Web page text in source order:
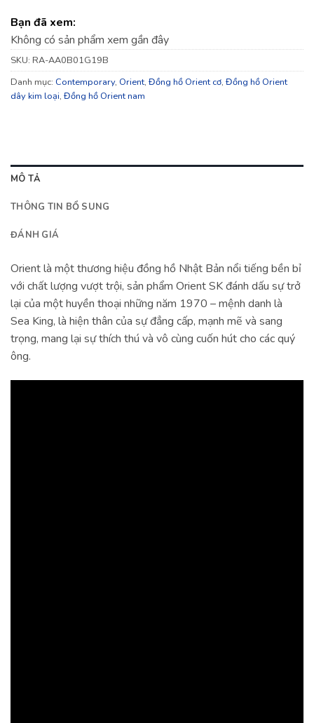
Bạn đã xem:
Không có sản phẩm xem gần đây
SKU: RA-AA0B01G19B
Danh mục: Contemporary, Orient, Đồng hồ Orient cơ, Đồng hồ Orient
dây kim loại, Đồng hồ Orient nam
MÔ TẢ
THÔNG TIN BỔ SUNG
ĐÁNH GIÁ
Orient là một thương hiệu đồng hồ Nhật Bản nổi tiếng bền bỉ
với chất lượng vượt trội, sản phẩm Orient SK đánh dấu sự trở
lại của một huyền thoại những năm 1970 – mệnh danh là
Sea King, là hiện thân của sự đẳng cấp, mạnh mẽ và sang
trọng, mang lại sự thích thú và vô cùng cuốn hút cho các quý
ông.